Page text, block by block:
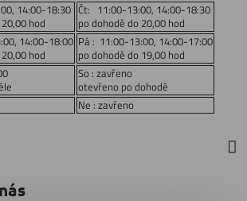
14:00-18:30
hod
Čt: 11:00-13:00, 14:00-18:30
po dohodě do 20,00 hod
14:00-18:00
hod
Pá : 11:00-13:00, 14:00-17:00
po dohodě do 19,00 hod
So : zavřeno
otevřeno po dohodě
Ne : zavřeno